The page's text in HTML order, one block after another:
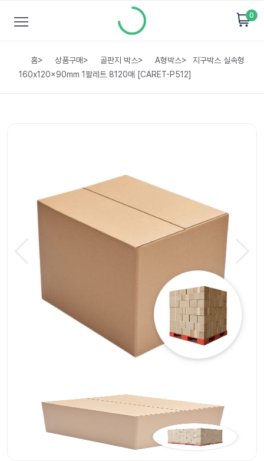
0
홈> 상품구매> 골판지 박스> A형박스>
지구박스 실속형
160x120x90mm 1팔레트 8120매 [CARET-P512]